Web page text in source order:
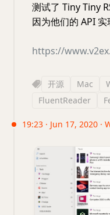
测试了 Tiny Tiny
因为他们的 API 实
https://
开源 Mac
FluentReader
19:23 · Jun 17, 2020 ·